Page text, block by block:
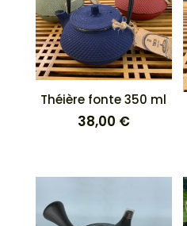
Théière fonte 350 ml
38,00 €